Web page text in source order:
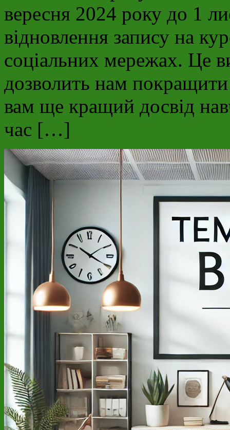
вересня 2024 року до 1
відновлення запису на
соціальних мережах. Це
дозволить нам
вам ще кращий досвід
час […]